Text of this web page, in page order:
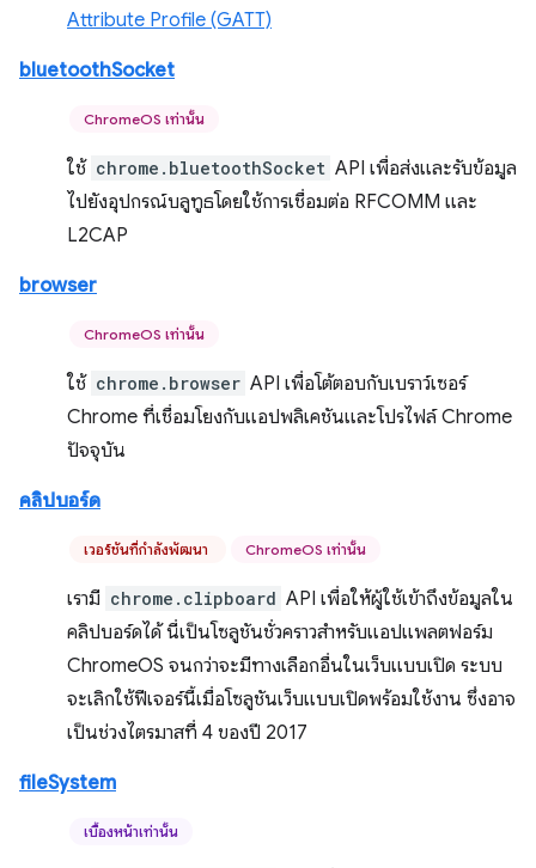
Attribute Profile (GATT)
bluetoothSocket
ChromeOS เท่านั้น
ใช้ chrome.bluetoothSocket API เพื่อส่งและรับข้อมูล
ไปยังอุปกรณ์บลูทูธโดยใช้การเชื่อมต่อ RFCOMM และ
L2CAP
browser
ChromeOS เท่านั้น
ใช้ chrome.browser API เพื่อโต้ตอบกับเบราว์เซอร์
Chrome ที่เชื่อมโยงกับแอปพลิเคชันและโปรไฟล์ Chrome
ปัจจุบัน
คลิปบอร์ด
เวอร์ชันที่กำลังพัฒนา ChromeOS เท่านั้น
เรามี chrome.clipboard API เพื่อให้ผู้ใช้เข้าถึงข้อมูลใน
คลิปบอร์ดได้ นี่เป็นโซลูชันชั่วคราวสำหรับแอปแพลตฟอร์ม
ChromeOS จนกว่าจะมีทางเลือกอื่นในเว็บแบบเปิด ระบบ
จะเลิกใช้ฟีเจอร์นี้เมื่อโซลูชันเว็บแบบเปิดพร้อมใช้งาน ซึ่งอาจ
เป็นช่วงไตรมาสที่ 4 ของปี 2017
fileSystem
เบื้องหน้าเท่านั้น